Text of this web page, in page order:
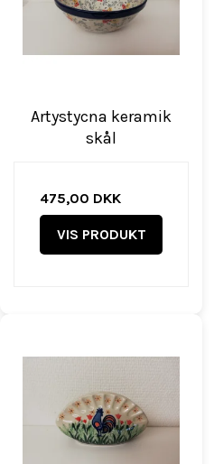
Artystycna keramik
skål
475,00 DKK
VIS PRODUKT